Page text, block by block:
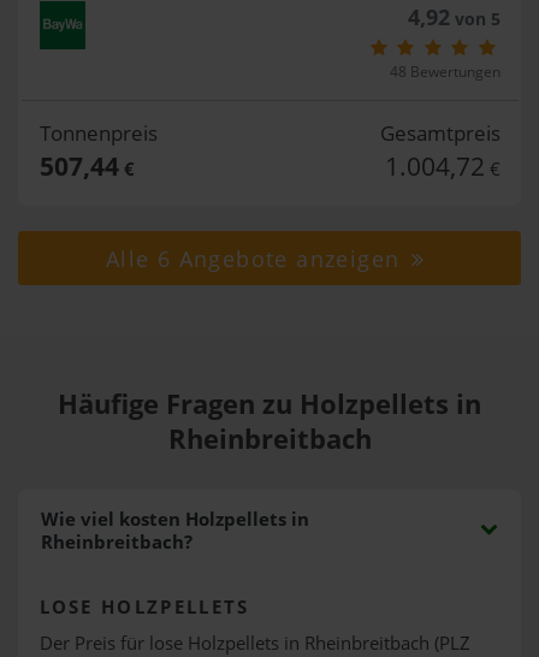
4,92von 5
48 Bewertungen
Tonnenpreis
507,44€
Gesamtpreis
1.004,72 €
Alle 6 Angebote anzeigen
Häufige Fragen zu Holzpellets in
Rheinbreitbach
Wie viel kosten Holzpellets in
Rheinbreitbach?
LOSE HOLZPELLETS
Der Preis für lose Holzpellets in Rheinbreitbach (PLZ